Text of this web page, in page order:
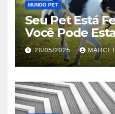
MUNDO PET
Seu Pet Está
Você Pode
28/05/2025